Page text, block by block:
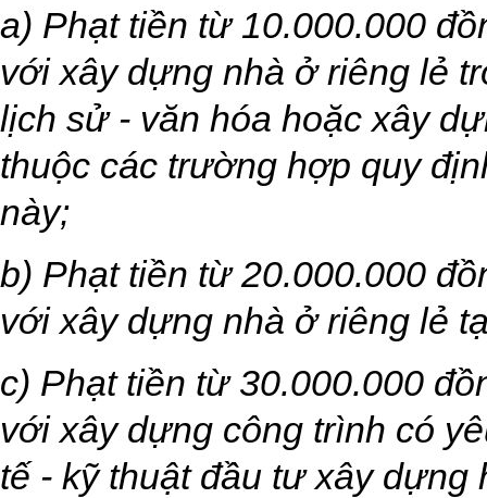
a) Phạt tiền từ 10.000.000
với xây dựng nhà ở riêng lẻ
lịch sử - văn hóa hoặc xây
thuộc các trường hợp quy
này;
b) Phạt tiền từ 20.000.000
với xây dựng nhà ở riêng lẻ
c) Phạt tiền từ 30.000.000
với xây dựng công trình có
tế - kỹ thuật đầu tư xây